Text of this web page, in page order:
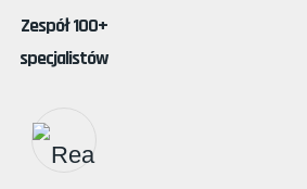
Zespół 100+
specjalistów